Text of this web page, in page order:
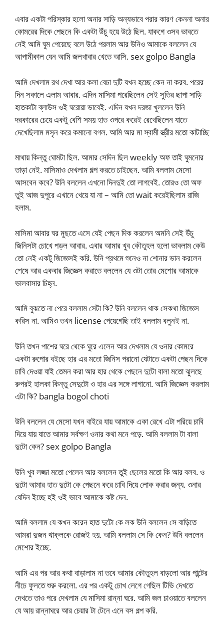
এবার একটা পরিস্কার হলো অনার সাড়ি অন্যভাবে পরার কারণ কেননা অনার
কোমরের দিকে পেছনে কি একটা উঁচু হয়ে উঠে ছিল. যাকগে ওসব ভাবতে
নেই আমি ঘুম পেয়েছে বলে উঠে পরলাম আর উনিও আমাকে বললেন যে
আগামীকাল যেন আমি জলখাবার খেতে আসি. sex golpo Bangla
আমি দেখলাম রথ দেখা আর কলা বেচা দুটি যখন হচ্ছে কেন না করব. পরের
দিন সকালে এলাম আবার. এদিন মাসিমা পরেছিলেন সেই সুতির ছাপা সাড়ি
হাতকাটা ব্লাউস ওই ঘরোয়া ভাবেই. এদিন যখন দরজা খুললেন উনি
দরকারের চেয়ে একটু বেশি সময় হাত ওপরে করেই রেখেছিলেন যাতে
দেখেছিলাম মসৃন করে কমানো বগল. আমি আর মা স্বামী স্ত্রীর মতো কাটাচ্ছি
মাথায় কিন্তু ঘোমটা ছিল. আমার সেদিন ছিল weekly অফ তাই ঘুমনোর
তাড়া নেই. মাসিমাও দেখলাম গল্প করতে চাইছেন. আমি বললাম মেসো
আসবেন কবে? উনি বললেন এখনো দিনদুই তো লাগবেই. তোরও তো অফ
তুই আজ দুপুরে এখানে খেয়ে যা না – আমি তো wait করেইছিলাম রাজি
হলাম.
মাসিমা আবার ঘর মুছতে এসে যেই পেছন দিক করলেন অমনি সেই উঁচু
জিনিসটা চোখে পড়ল আবার. এবার আমার খুব কৌতুহল হলো ভাবলাম কেউ
তো নেই একটু জিজ্ঞেসই করি. উনি প্রথমে শুনেও না শোনার ভান করলেন
শেষে আর একবার জিজ্ঞেস করাতে বললেন যে ওটা তোর মেশোর আমাকে
ভালবাসার চিহ্ন.
আমি বুঝতে না পেরে বললাম সেটা কি? উনি বললেন থাক সেকথা জিজ্ঞেস
করিস না. আমিও তখন license পেয়েগেছি তাই বললাম বলুনই না.
উনি তখন পাশের ঘরে থেকে ঘুরে এলেন আর দেখলাম যে ওনার কোমরে
একটা রুপোর বইছে হার এর মতো জিনিস পরানো যেটাতে একটা পেছন দিকে
চাবি দেওয়া যাই তেমন করা আর হার থেকে পেছনে দুটো বালা মতো ঝুলছে
রুপরই হালকা কিন্তু সেদুটো ও হার এর সঙ্গে লাগানো. আমি জিজ্ঞেস করলাম
এটা কি? bangla bogol choti
উনি বললেন যে মেসো যখন বাইরে যায় আমাকে একা রেখে এটা পরিয়ে চাবি
দিয়ে যায় যাতে আমার সর্বক্ষণ ওনার কথা মনে পড়ে. আমি বললাম টা বালা
দুটো কেন? sex golpo Bangla
উনি খুব লজ্জা মতো পেলেন আর বললেন তুই ছেলের মতো কি আর বলব. ও
দুটো আমার হাত দুটো কে পেছনে করে চাবি দিয়ে লোক করার জন্য. ওনার
যেদিন ইচ্ছে হই ওই ভাবে আমাকে কষ্ট দেন.
আমি বললাম যে কখন করেন হাত দুটো কে লক উনি বললেন সে বাড়িতে
আমরা দুজন থাক্লকে রোজই হয়. আমি বললাম সে কি কেন? উনি বললেন
মেশোর ইচ্ছে.
আমি এর পর আর কথা বাড়ালাম না তবে আমার কৌতুহল বাড়লো আর পান্টের
নীচে ফুলতে শুরু করলো. এর পর একটু চোখ লেগে গেছিল টিভি দেখতে
দেখতে তাও পরে দেখলাম যে মাসিমা রান্না ঘরে. আমি জল চাওয়াতে বললেন
যে আয় রান্নাঘরে আর চেয়ার টা টেনে এনে বস গল্প করি.